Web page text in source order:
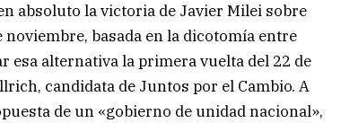
absoluto la victoria de Javier Milei sobre
basada en la dicotomía entre
alternativa la primera vuelta del 22 de
candidata de Juntos por el Cambio. A
de un «gobierno de unidad nacional»,